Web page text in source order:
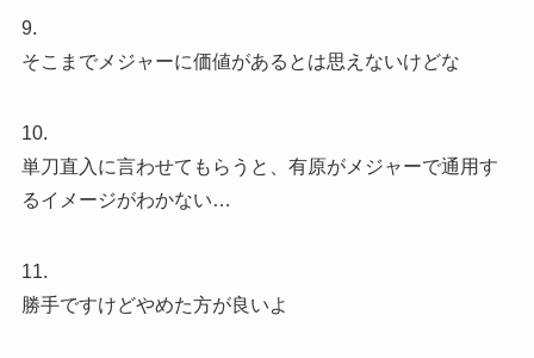
9.
そこまでメジャーに価値があるとは思えないけどな
10.
単刀直入に言わせてもらうと、有原がメジャーで通用す
るイメージがわかない…
11.
勝手ですけどやめた方が良いよ